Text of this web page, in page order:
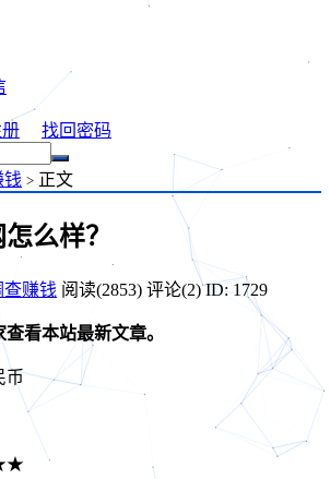
找回密码
钱 > 正文
么样？
查赚钱 阅读(2853) 评论(2) ID: 1729
看本站最新文章。
币